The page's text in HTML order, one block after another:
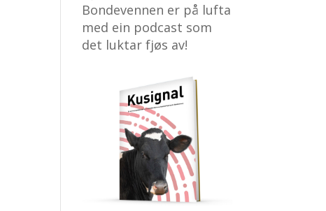
Bondevennen er på lufta
med ein podcast som
det luktar fjøs av!